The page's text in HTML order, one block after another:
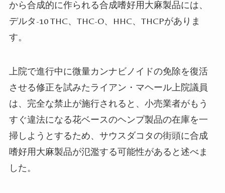
から合成的に作られる合成嗜好用大麻製品には、
デルタ-10 THC、THC-O、HHC、THCPがありま
す。
上院で進行中に微量カンナビノイドの免除を復活
させる修正を試みたライアン・マヘール上院議員
は、完全な禁止が施行されると、小売業者がもう
すぐ違法になる花ベースのヘンプ製品の在庫を一
掃しようとするため、サウスダコタの街頭に合成
嗜好用大麻製品が氾濫する可能性があると述べま
した。